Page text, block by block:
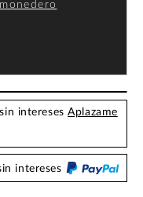
interesesAplazame
intereses